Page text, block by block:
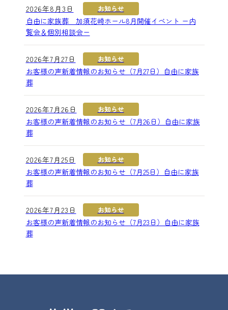
2026年8月3日 お知らせ
自由に家族葬 加須花崎ホール8月開催イベント ー内
覧会＆個別相談会ー
2026年7月27日 お知らせ
お客様の声新着情報のお知らせ（7月27日）自由に家族
葬
2026年7月26日 お知らせ
お客様の声新着情報のお知らせ（7月26日）自由に家族
葬
2026年7月25日 お知らせ
お客様の声新着情報のお知らせ（7月25日）自由に家族
葬
2026年7月23日 お知らせ
お客様の声新着情報のお知らせ（7月23日）自由に家族
葬